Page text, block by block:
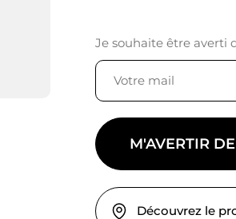
Je souhaite être averti
M'AVERTIR
Découvrez le